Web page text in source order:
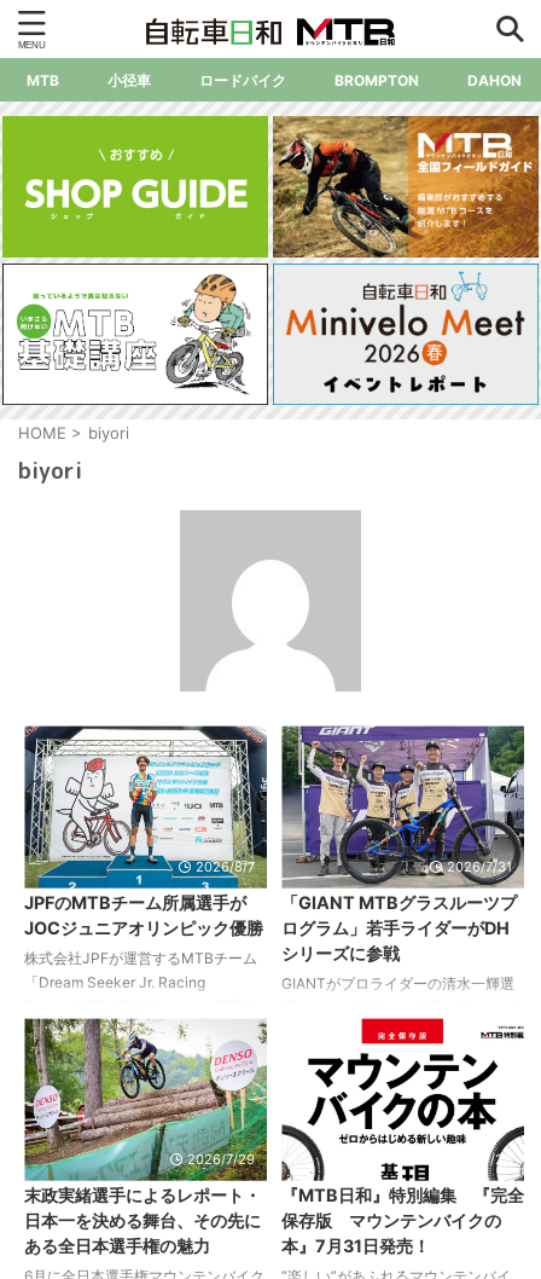
MTB 小径車 ロードバイク BROMPTON DAHON
HOME > biyori
biyori
2026/8/7
JPFのMTBチーム所属選手が
JOCジュニアオリンピック優勝
株式会社JPFが運営するMTBチーム
「Dream Seeker Jr. Racing
る郷津輝（ごうづ ひかる）選手が、
8月1日に長野県白馬村で開催された
JOCジュニアオリンピックカップ／
全国ユース選抜MTB大会で優勝。以
下、プレスリリースより。 DSRJ
は、当社が自転車振興事業の一環と
して2021年から2023年に実施した
小・中学生向け選手育成プロジェク
ト「Top Cyclist Academy」の卒業
生で構成するMTBチームです。
UCI（国際自転車競技連合）が定め ...
2026/7/31
「GIANT MTBグラスルーツプ
ログラム」若手ライダーがDH
シリーズに参戦
GIANTがプロライダーの清水一輝選
ー育成プロジェクト「GIANT MTBグ
ラスルーツプログラム」。 清水コー
チの指導のもと、4月から練習会やオ
ンラインミーティングを重ねてきた
吉川岳男選手と堤佳乃選手が、プロ
グラムとして初めてチームで参戦す
るレース「DHシリーズ白馬岩岳大
会」に挑みました。 以下、リリース
より。 大会概要：DHシリーズ白馬岩
岳大会 今回プログラムとして参戦し
たのは、国内のダウンヒルレースシ
2026/7/29
末政実緒選手によるレポート・
日本一を決める舞台、その先に
ある全日本選手権の魅力
2026/7/29
『MTB日和』特別編集 『完全
保存版 マウンテンバイクの
本』7月31日発売！